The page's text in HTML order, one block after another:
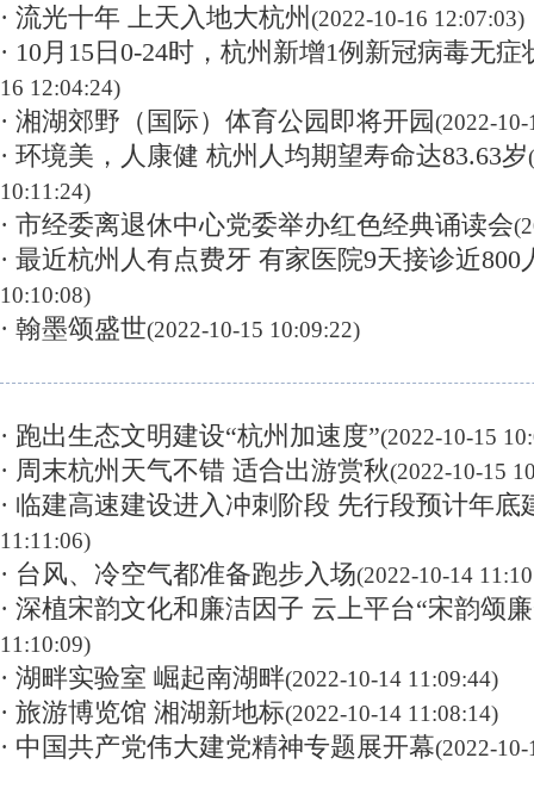
· 流光十年 上天入地大杭州 (2022-10-16 12:07:03)
· 10月15日0-24时，杭州新增1例新冠病毒无症
16 12:04:24)
· 湘湖郊野（国际）体育公园即将开园(2022-
· 环境美，人康健 杭州人均期望寿命达83.63岁
10:11:24)
· 市经委离退休中心党委举办红色经典诵读会
· 最近杭州人有点费牙 有家医院9天接诊近800
10:10:08)
· 翰墨颂盛世(2022-10-15 10:09:22)
· 跑出生态文明建设“杭州加速度”(2022-10-15
· 周末杭州天气不错 适合出游赏秋(2022-10-15
· 临建高速建设进入冲刺阶段 先行段预计年底
11:11:06)
· 台风、冷空气都准备跑步入场(2022-10-14
· 深植宋韵文化和廉洁因子 云上平台“宋韵颂
11:10:09)
· 湖畔实验室 崛起南湖畔(2022-10-14 11:09:44)
· 旅游博览馆 湘湖新地标(2022-10-14 11:08:14)
· 中国共产党伟大建党精神专题展开幕(2022-